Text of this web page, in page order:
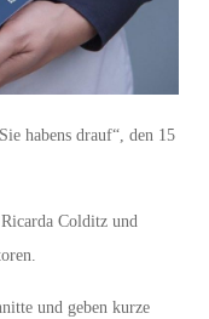
habens drauf“, den 15
Colditz und
und geben kurze